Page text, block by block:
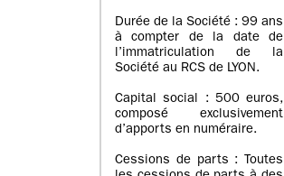
Durée de la Société : 99 ans
à compter de la date de
l’immatriculation de la
Société au RCS de LYON.
Capital social : 500 euros,
composé exclusivement
d’apports en numéraire.
Cessions de parts : Toutes